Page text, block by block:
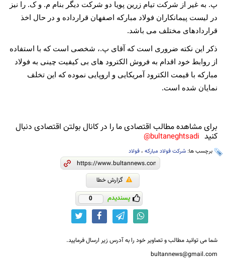
پ. به غیر از شرکت تیام زرین پویا دو شرکت دیگر بنام م. و ک. را نیز
در لیست پیمانکاران فولاد مبارکه اصفهان قرارداده و در حال اخذ
قراردادهای مختلف می باشد.
ذکر این نکته ضروری است که آقای پ.، شخصی است که با استفاده
از روابط خود اقدام به فروش الکترود های بی کیفیت چینی به فولاد
مبارکه با قیمت الکترود آمریکایی و اروپایی نموده که این تخلف
نمایان شده است.
برای مشاهده مطالب اقتصادی ما را در کانال بولتن اقتصادی دنبال
کنید bultaneghtsadi@
برچسب ها: شرکت فولاد مبارکه ، فولاد
گزارش خطا
پسندیدم 0
شما می توانید مطالب و تصاویر خود را به آدرس زیر ارسال فرمایید.
bultannews@gmail.com